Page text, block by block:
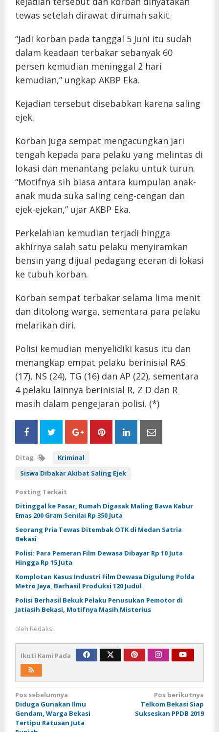
tewas setelah dirawat dirumah sakit.
“Jadi korban pada tanggal 5 Juni itu sudah
dalam keadaan terbakar sebanyak 60
persen kemudian meninggal 2 hari
kemudian,” ungkap AKBP Eka.
Kejadian tersebut disebabkan karena saling
ejek.
Korban juga sempat mengacungkan jari
tengah kepada para pelaku yang melintas di
lokasi dan menantang pelaku untuk turun.
“Motifnya sih biasa antara kumpulan anak-
anak muda suka saling ceng-cengan dan
ejek-ejekan,” ujar AKBP Eka.
Perkelahian kemudian terjadi hingga
akhirnya salah satu pelaku menyiramkan
bensin yang dijual pedagang eceran di lokasi
ke tubuh korban.
Korban sempat terbakar selama lima menit
dan ditolong warga, sementara para pelaku
melarikan diri.
Polisi kemudian menyelidiki kasus itu dan
menangkap empat pelaku berinisial RAS
(17), NS (24), TG (16) dan AP (22), sementara
4 pelaku lainnya berinisial R, Z D dan R
masih dalam pengejaran polisi. (*)
Ditag
Kriminal
Siswa Dibakar Akibat Saling Ejek
Posting Terkait
Ditinggal ke Pasar, Rumah Digasak Maling Bawa Kabur
Emas 200 Gram Senilai Rp 350 Juta
Seorang Pria Tewas Ditembak OTK di Medan Satria
Bekasi
Polisi: Para Pemeran Film Dewasa Dibayar Rp 10 Juta
Hingga Rp 15 Juta
Komplotan Kasus Industri Film Dewasa Digulung Polda
Metro Jaya, Barhasil Produksi 120 Judul
Polisi Berhasil Bekuk Pelaku Penusukan Pemotor di
Jatiasih Bekasi, Motifnya Masih Misterius
oleh Redaksi
Ikuti Kami Pada
Navigasi
pos
Pos sebelumnya
Diduga Gunakan Ilmu
Gendam, Warga Bekasi
Tertipu Ratusan Juta
Pos berikutnya
Telkom Bekasi Siap
Sukseskan PPDB 2019